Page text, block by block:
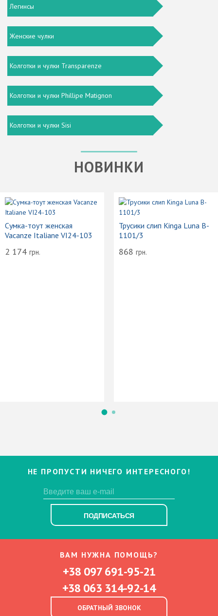
Легинсы
Женские чулки
Колготки и чулки Transparenze
Колготки и чулки Phillipe Matignon
Колготки и чулки Sisi
НОВИНКИ
Сумка-тоут женская
Vacanze Italiane VI24-103
2 174 грн.
Трусики слип Kinga Luna B-
1101/3
868 грн.
НЕ ПРОПУСТИ НИЧЕГО ИНТЕРЕСНОГО!
ПОДПИСАТЬСЯ
ВАМ НУЖНА ПОМОЩЬ?
+38 097 691-95-21
+38 063 314-92-14
ОБРАТНЫЙ ЗВОНОК